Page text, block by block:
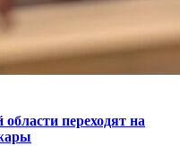
переходят на